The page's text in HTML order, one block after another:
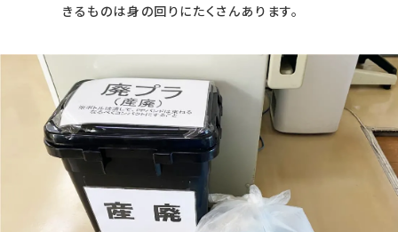
きるものは身の回りにたくさんあります。